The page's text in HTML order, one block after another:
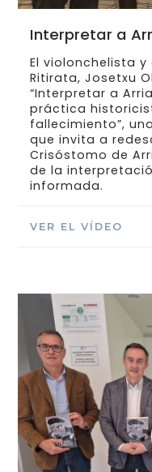
Interpretar a
El violonchelista
Ritirata, Josetxu
“Interpretar a
práctica
fallecimiento”,
que invita a
Crisóstomo de
de la
informada.
VER EL VÍDEO